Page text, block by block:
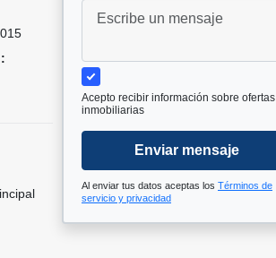
Acepto recibir información sobre ofertas
inmobiliarias
Enviar mensaje
Al enviar tus datos aceptas los Términos de
servicio y privacidad